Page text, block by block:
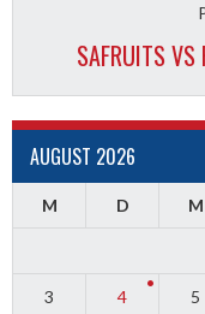
SAFRUITS VS
AUGUST 2026
M D M
3 4 5